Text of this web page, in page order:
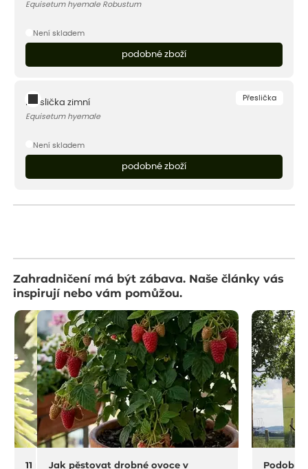
Equisetum hyemale Robustum
Není skladem
podobné zboží
Přeslička
Přeslička zimní
Equisetum hyemale
Není skladem
podobné zboží
Zahradničení má být zábava. Naše články vás
inspirují nebo vám pomůžou.
11 na rostliny do sucha a horka
Jak pěstovat drobné ovoce v